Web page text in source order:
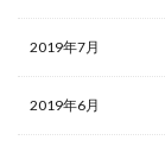
2019年7月
2019年6月